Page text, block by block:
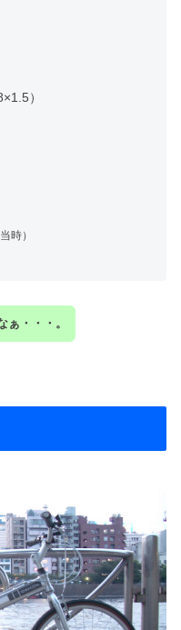
）
時）
・・・。